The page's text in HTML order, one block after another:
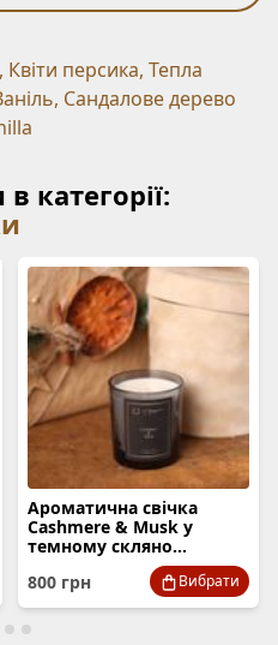
, Квіти персика, Тепла
, Сандалове дерево
категорії:
Ароматична свічка
Cashmere & Musk у
темному скляно...
800 грн Вибрати